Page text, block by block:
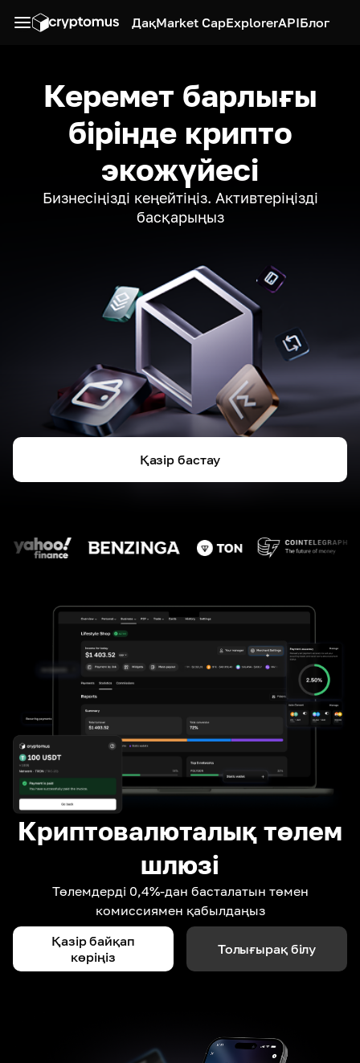
ДақMarket CapExplorerAPIБлог
Керемет барлығы
бірінде крипто
экожүйесі
Бизнесіңізді кеңейтіңіз. Активтеріңізді
басқарыңыз
Қазір бастау
Криптовалюталық төлем
шлюзі
Төлемдерді 0,4%-дан басталатын төмен
комиссиямен қабылдаңыз
Қазір байқап
көріңіз
Толығырақ білу